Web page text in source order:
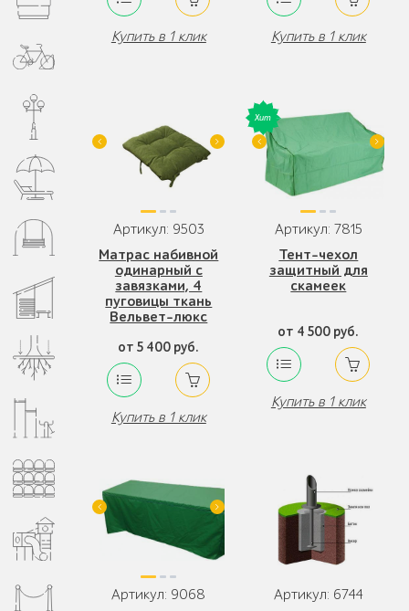
Купить в 1 клик Купить в 1 клик
Артикул: 9503
Матрас набивной
одинарный с
завязками, 4
пуговицы ткань
Вельвет-люкс
от 5 400 руб.
Купить в 1 клик
Артикул: 7815
Тент-чехол
защитный для
скамеек
от 4 500 руб.
Купить в 1 клик
Артикул: 9068
Артикул: 6744